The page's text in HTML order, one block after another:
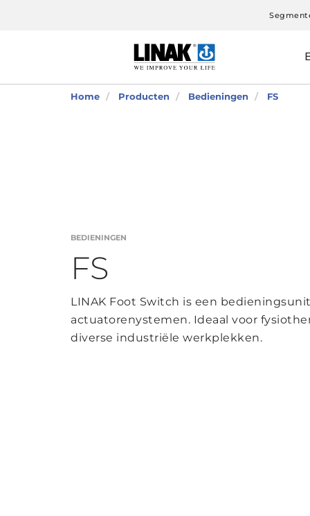
Home Producten Bedieningen FS
BEDIENINGEN
FS
LINAK Foot Switch is een
actuatorenystemen. Ideaal voor
diverse industriële werkplekken.